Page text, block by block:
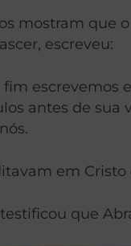
mostram que
escreveu:
fim escrevemos
antes de sua
em
que